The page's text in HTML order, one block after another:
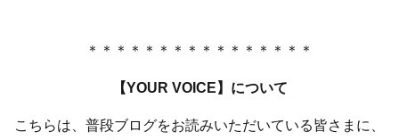
＊＊＊＊＊＊＊＊＊＊＊＊＊＊＊＊
【YOUR VOICE】について
こちらは、普段ブログをお読みいただいている皆さまに、